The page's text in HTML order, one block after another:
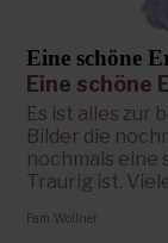
Eine schöne
Eine schöne
Es ist alles zur
Bilder die
nochmals eine
Traurig ist.
Fam. Wollner